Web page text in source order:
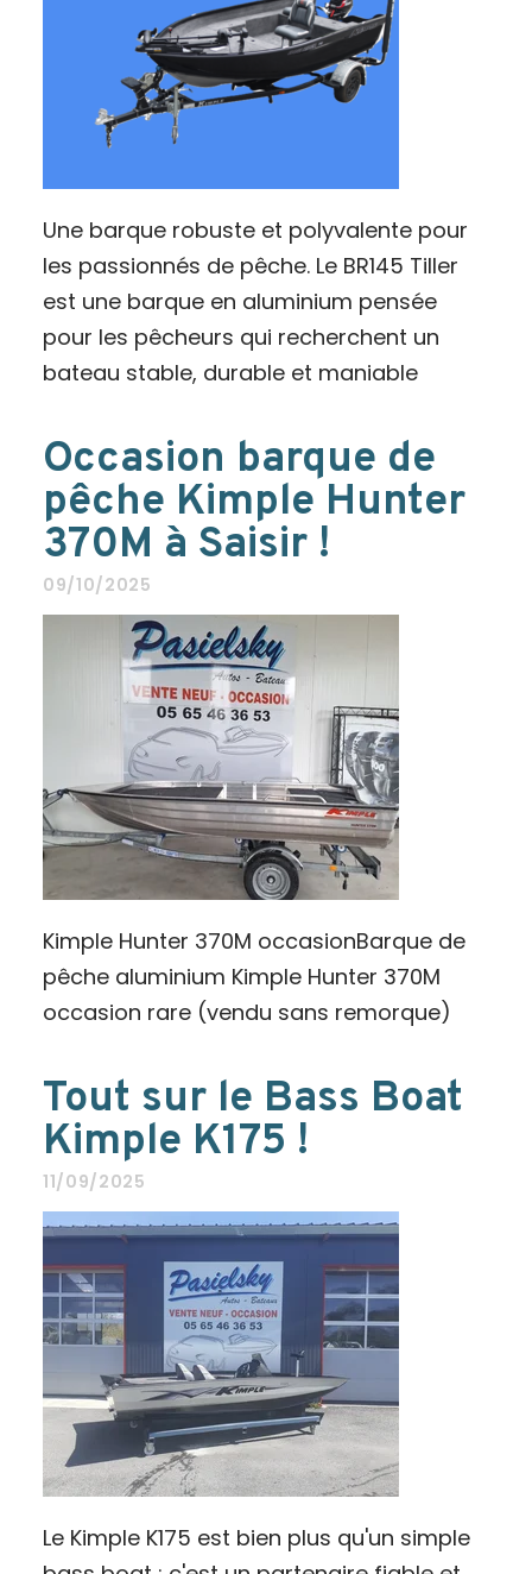
Une barque robuste et polyvalente pour
les passionnés de pêche. Le BR145 Tiller
est une barque en aluminium pensée
pour les pêcheurs qui recherchent un
bateau stable, durable et maniable
Occasion barque de
pêche Kimple Hunter
370M à Saisir !
09/10/2025
Kimple Hunter 370M occasionBarque de
pêche aluminium Kimple Hunter 370M
occasion rare (vendu sans remorque)
Tout sur le Bass Boat
Kimple K175 !
11/09/2025
Le Kimple K175 est bien plus qu'un simple